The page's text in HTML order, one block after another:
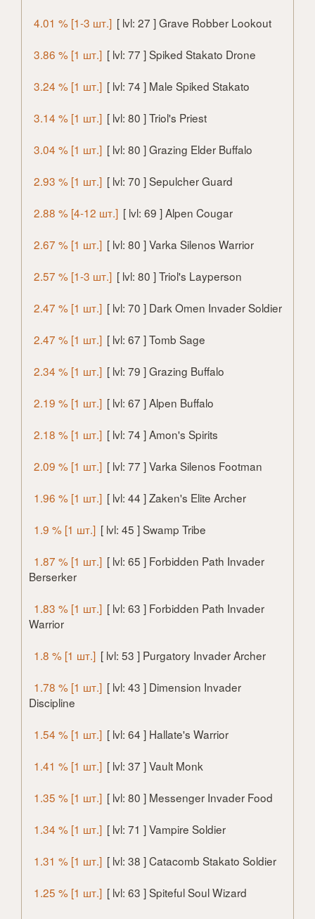
4.01 % [1-3 шт.] [ lvl: 27 ] Grave Robber Lookout
3.86 % [1 шт.] [ lvl: 77 ] Spiked Stakato Drone
3.24 % [1 шт.] [ lvl: 74 ] Male Spiked Stakato
3.14 % [1 шт.] [ lvl: 80 ] Triol's Priest
3.04 % [1 шт.] [ lvl: 80 ] Grazing Elder Buffalo
2.93 % [1 шт.] [ lvl: 70 ] Sepulcher Guard
2.88 % [4-12 шт.] [ lvl: 69 ] Alpen Cougar
2.67 % [1 шт.] [ lvl: 80 ] Varka Silenos Warrior
2.57 % [1-3 шт.] [ lvl: 80 ] Triol's Layperson
2.47 % [1 шт.] [ lvl: 70 ] Dark Omen Invader Soldier
2.47 % [1 шт.] [ lvl: 67 ] Tomb Sage
2.34 % [1 шт.] [ lvl: 79 ] Grazing Buffalo
2.19 % [1 шт.] [ lvl: 67 ] Alpen Buffalo
2.18 % [1 шт.] [ lvl: 74 ] Amon's Spirits
2.09 % [1 шт.] [ lvl: 77 ] Varka Silenos Footman
1.96 % [1 шт.] [ lvl: 44 ] Zaken's Elite Archer
1.9 % [1 шт.] [ lvl: 45 ] Swamp Tribe
1.87 % [1 шт.] [ lvl: 65 ] Forbidden Path Invader
Berserker
1.83 % [1 шт.] [ lvl: 63 ] Forbidden Path Invader
Warrior
1.8 % [1 шт.] [ lvl: 53 ] Purgatory Invader Archer
1.78 % [1 шт.] [ lvl: 43 ] Dimension Invader
Discipline
1.54 % [1 шт.] [ lvl: 64 ] Hallate's Warrior
1.41 % [1 шт.] [ lvl: 37 ] Vault Monk
1.35 % [1 шт.] [ lvl: 80 ] Messenger Invader Food
1.34 % [1 шт.] [ lvl: 71 ] Vampire Soldier
1.31 % [1 шт.] [ lvl: 38 ] Catacomb Stakato Soldier
1.25 % [1 шт.] [ lvl: 63 ] Spiteful Soul Wizard